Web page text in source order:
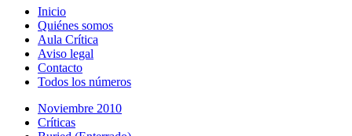
Inicio
Quiénes somos
Aula Crítica
Aviso legal
Contacto
Todos los números
Noviembre 2010
Crí­ticas